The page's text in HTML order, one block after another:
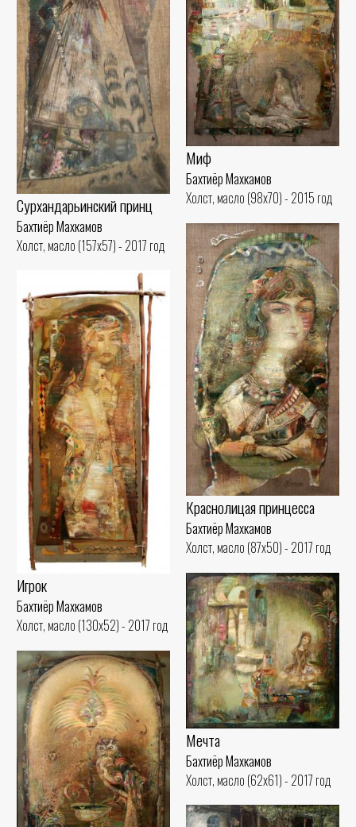
Сурхандарьинский принц
Бахтиёр Махкамов
Холст, масло (157x57) - 2017 год
Миф
Бахтиёр Махкамов
Холст, масло (98x70) - 2015 год
Краснолицая принцесса
Бахтиёр Махкамов
Холст, масло (87x50) - 2017 год
Игрок
Бахтиёр Махкамов
Холст, масло (130x52) - 2017 год
Мечта
Бахтиёр Махкамов
Холст, масло (62x61) - 2017 год